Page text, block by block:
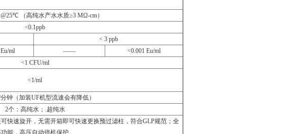
（高纯水产水水质≥3 MΩ-cm）
<0.1ppb
< 3 ppb
ml ——
<0.001 Eu/ml
<1 CFU/ml
<1/ml
分钟（加装UF机型流速会有降低）
2个：高纯水；.超纯水
快速旋开，无需开箱即可快速更换预过滤柱，符合GLP规范；全
能，高压自动停机保护。